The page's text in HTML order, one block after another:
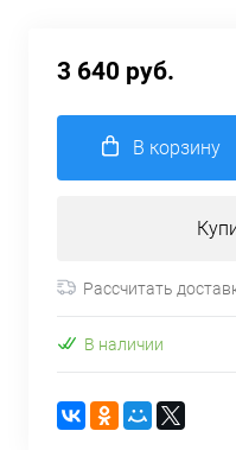
3 640 руб.
В корзину
Рассчитать
В наличии